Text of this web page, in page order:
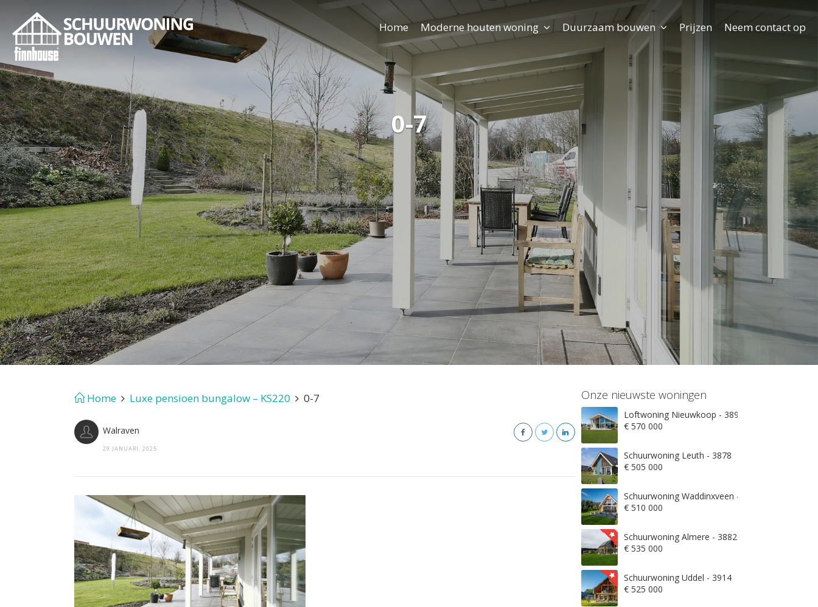
0-7
Home Moderne houten woning Duurzaam bouwen Prijzen Neem contact op
Home Luxe pensioen bungalow – KS220 0-7
Walraven
29 JANUARI, 2025
Onze nieuwste woningen
Loftwoning Nieuwkoop - 3897
€ 570 000
Schuurwoning Leuth - 3878
€ 505 000
Schuurwoning Waddinxveen - 3845
€ 510 000
Schuurwoning Almere - 3882
€ 535 000
Schuurwoning Uddel - 3914
€ 525 000